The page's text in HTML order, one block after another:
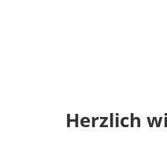
Herzlich